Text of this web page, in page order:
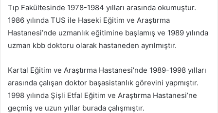
Tıp Fakültesinde 1978-1984 yılları arasında okumuştur.
1986 yılında TUS ile Haseki Eğitim ve Araştırma
Hastanesi’nde uzmanlık eğitimine başlamış ve 1989 yılında
uzman kbb doktoru olarak hastaneden ayrılmıştır.
Kartal Eğitim ve Araştırma Hastanesi’nde 1989-1998 yılları
arasında çalışan doktor başasistanlık görevini yapmıştır.
1998 yılında Şişli Etfal Eğitim ve Araştırma Hastanesi’ne
geçmiş ve uzun yıllar burada çalışmıştır.